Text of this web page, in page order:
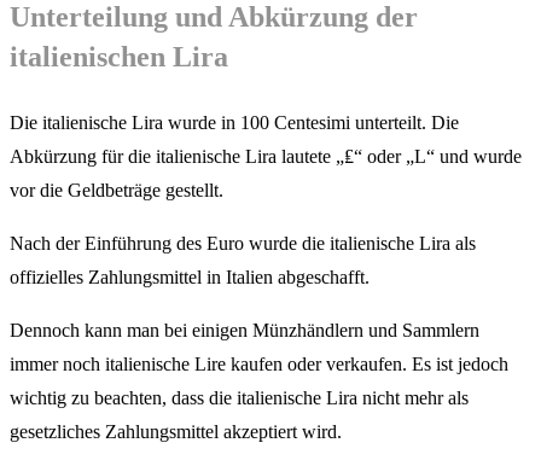
Unterteilung und Abkürzung der
italienischen Lira
Die italienische Lira wurde in 100 Centesimi unterteilt. Die
Abkürzung für die italienische Lira lautete „₤“ oder „L“ und wurde
vor die Geldbeträge gestellt.
Nach der Einführung des Euro wurde die italienische Lira als
offizielles Zahlungsmittel in Italien abgeschafft.
Dennoch kann man bei einigen Münzhändlern und Sammlern
immer noch italienische Lire kaufen oder verkaufen. Es ist jedoch
wichtig zu beachten, dass die italienische Lira nicht mehr als
gesetzliches Zahlungsmittel akzeptiert wird.